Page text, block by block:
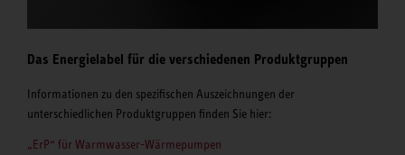
Das Energielabel für die verschiedenen Produktgruppen
Informationen zu den spezifischen Auszeichnungen der
unterschiedlichen Produktgruppen finden Sie hier:
„ErP“ für Warmwasser-Wärmepumpen